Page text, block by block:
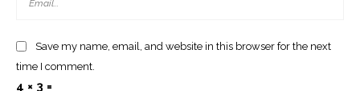
Save my name, email, and website in this browser for the next
time I comment.
4 × 3 =